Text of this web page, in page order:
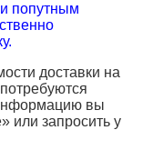
попутным
доставки на
вы
или запросить у